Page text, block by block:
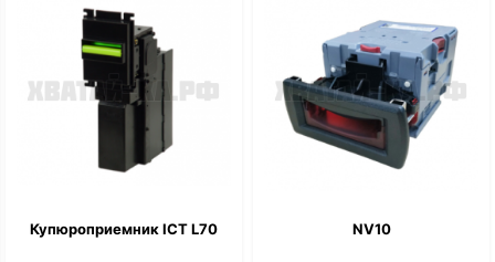
Купюроприемник ICT L70 NV10